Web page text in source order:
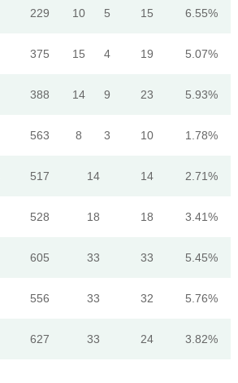
229 10 5 15 6.55%
375 15 4 19 5.07%
388 14 9 23 5.93%
563 8 3 10 1.78%
517 14 14 2.71%
528 18 18 3.41%
605 33 33 5.45%
556 33 32 5.76%
627 33 24 3.82%